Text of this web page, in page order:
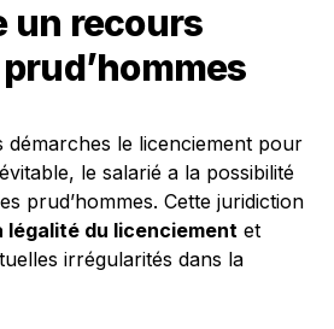
un recours
démarches le licenciement pour
le salarié a la possibilité
prud’hommes. Cette juridiction
légalité du licenciement et
irrégularités dans la